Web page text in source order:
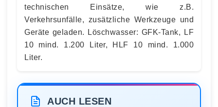
technischen Einsätze, wie z.B.
Verkehrsunfälle, zusätzliche Werkzeuge und
Geräte geladen. Löschwasser: GFK-Tank, LF
10 mind. 1.200 Liter, HLF 10 mind. 1.000
Liter.
AUCH LESEN